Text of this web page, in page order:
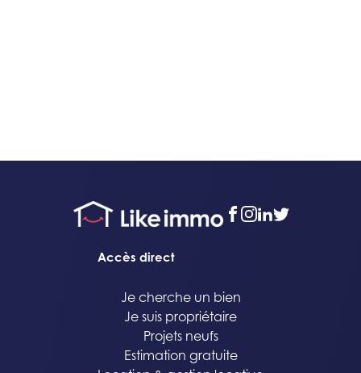
facebook
instagram
linkedin
twitter
Accès direct
Je cherche un bien
Je suis propriétaire
Projets neufs
Estimation gratuite